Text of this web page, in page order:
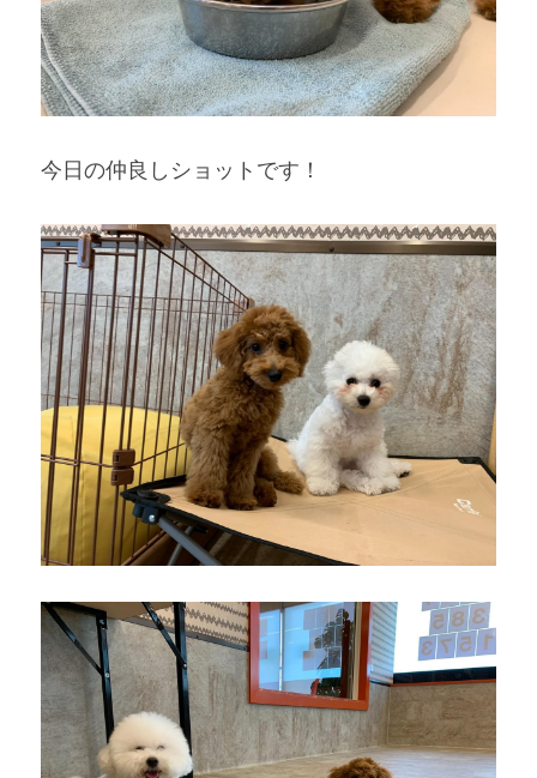
今日の仲良しショットです！